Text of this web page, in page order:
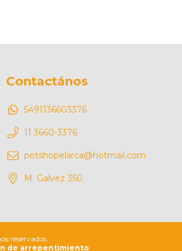
Contactános
5491136603376
11 3660-3376
petshopelarca@hotmail.com
M. Galvez 350
reservados.
de arrepentimiento